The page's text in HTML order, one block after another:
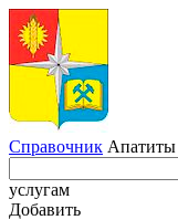
Справочник Апатиты
услугам
Добавить